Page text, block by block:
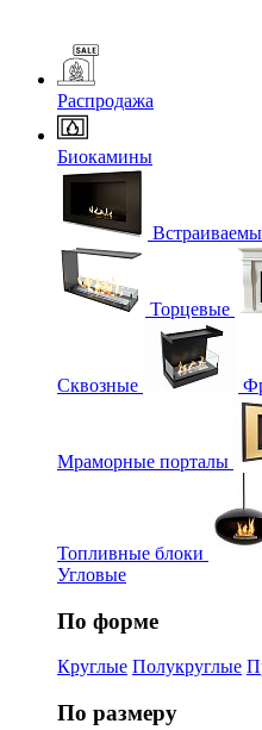
Распродажа
Биокамины
Торцевые
Сквозные
Мраморные порталы
Топливные блоки
Угловые
По форме
Круглые Полукруглые
По размеру